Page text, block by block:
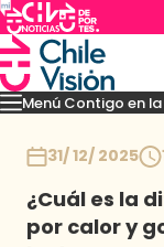
Menú Contigo en
Momentos
31/ 12/ 2025
¿Cuál es la
por calor y